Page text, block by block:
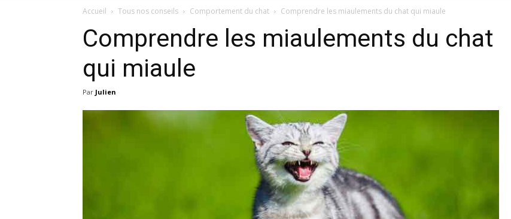
Accueil Tous nos conseils Comportement du chat Comprendre les miaulements du chat qui miaule
Comprendre les miaulements du chat
qui miaule
Par Julien